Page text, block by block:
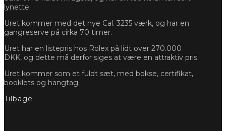
lynette.
Uret kommer med det nye Cal. 3235 værk, og har en
gangreserve på cirka 70 timer.
Uret har en listepris hos Rolex på lidt over 270.000
DKK, og dette må derfor siges at være en attraktiv pris.
Uret kommer som et fuldt sæt, med bokse, certifikat,
booklets og hangtag.
Tilbage